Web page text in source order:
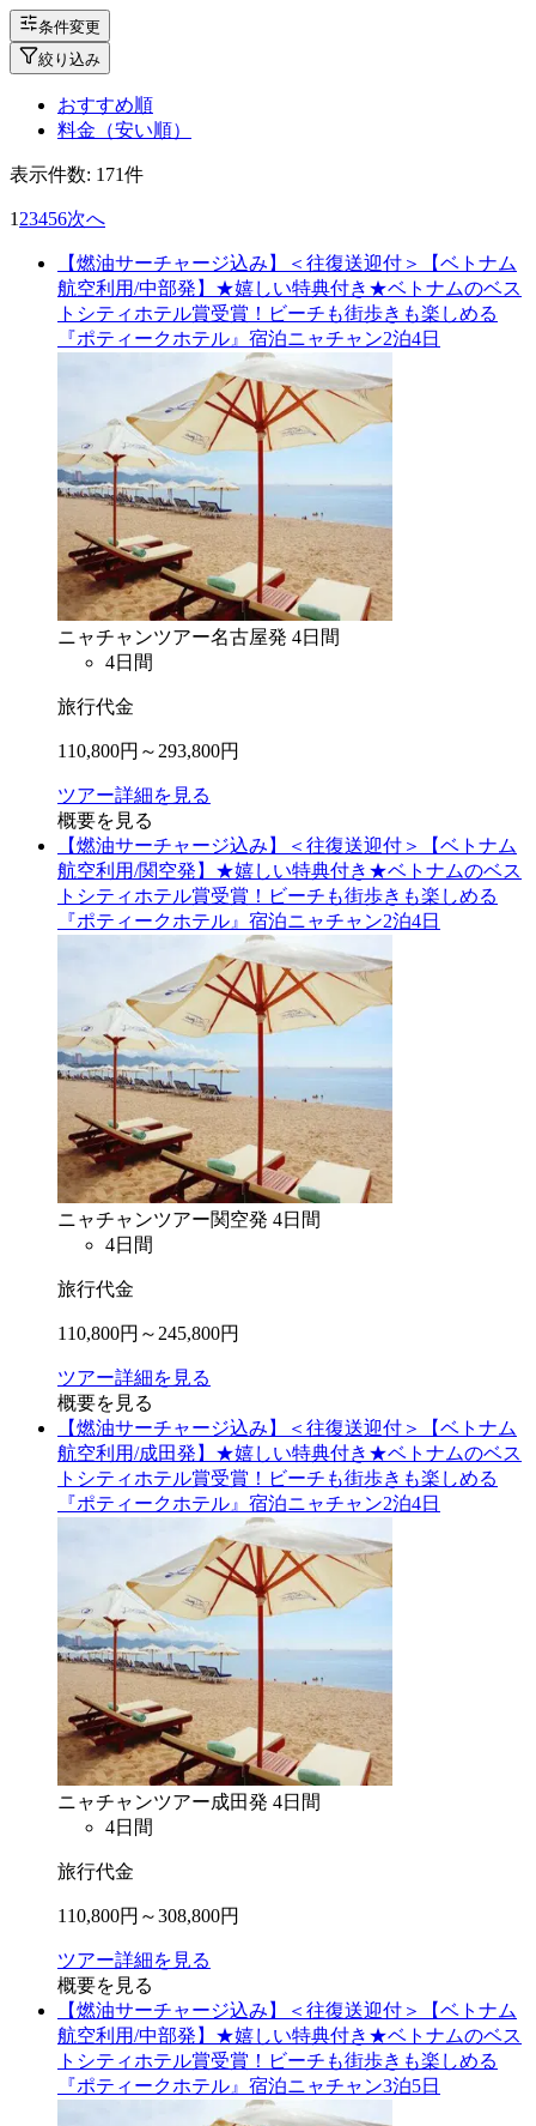
条件変更
絞り込み
おすすめ順
料金（安い順）
表示件数: 171件
1 23456次へ
【燃油サーチャージ込み】＜往復送迎付＞【ベトナム
航空利用/中部発】★嬉しい特典付き★ベトナムのベス
トシティホテル賞受賞！ビーチも街歩きも楽しめる
『ポティークホテル』宿泊ニャチャン2泊4日
ニャチャンツアー名古屋発 4日間
4日間
旅行代金
110,800円～ 293,800円
ツアー詳細を見る
概要を見る
【燃油サーチャージ込み】＜往復送迎付＞【ベトナム
航空利用/関空発】★嬉しい特典付き★ベトナムのベス
トシティホテル賞受賞！ビーチも街歩きも楽しめる
『ポティークホテル』宿泊ニャチャン2泊4日
ニャチャンツアー関空発 4日間
4日間
旅行代金
110,800円～ 245,800円
ツアー詳細を見る
概要を見る
【燃油サーチャージ込み】＜往復送迎付＞【ベトナム
航空利用/成田発】★嬉しい特典付き★ベトナムのベス
トシティホテル賞受賞！ビーチも街歩きも楽しめる
『ポティークホテル』宿泊ニャチャン2泊4日
ニャチャンツアー成田発 4日間
4日間
旅行代金
110,800円～308,800円
ツアー詳細を見る
概要を見る
【燃油サーチャージ込み】＜往復送迎付＞【ベトナム
航空利用/中部発】★嬉しい特典付き★ベトナムのベス
トシティホテル賞受賞！ビーチも街歩きも楽しめる
『ポティークホテル』宿泊ニャチャン3泊5日